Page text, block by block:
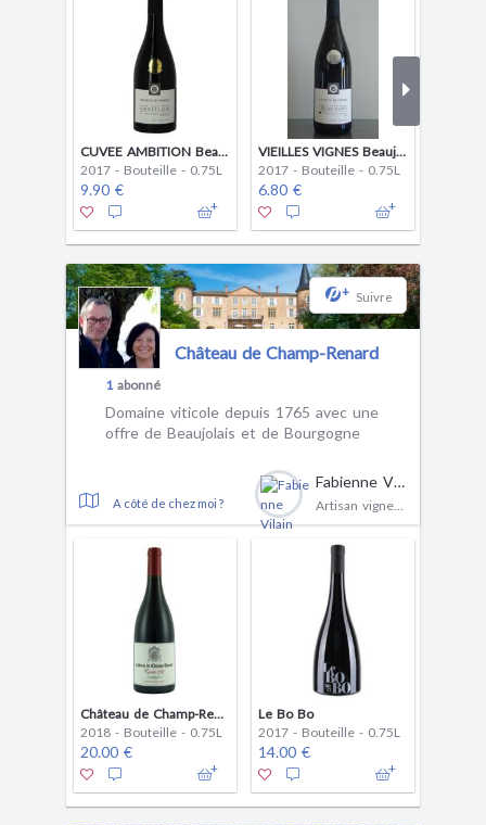
CUVEE AMBITION Beaujolais Rouge
2017 - Bouteille - 0.75L
9.90 €
VIEILLES VIGNES Beaujolais Rouge 2017
2017 - Bouteille - 0.75L
6.80 €
+ Suivre
Château de Champ-Renard
1abonné
Domaine viticole depuis 1765 avec une
offre de Beaujolais et de Bourgogne
A côté de chez moi ?
Fabienne Vilain
Château de Champ-Renard - Cuvée 1787
2018 - Bouteille - 0.75L
20.00 €
Le Bo Bo
2017 - Bouteille - 0.75L
14.00 €